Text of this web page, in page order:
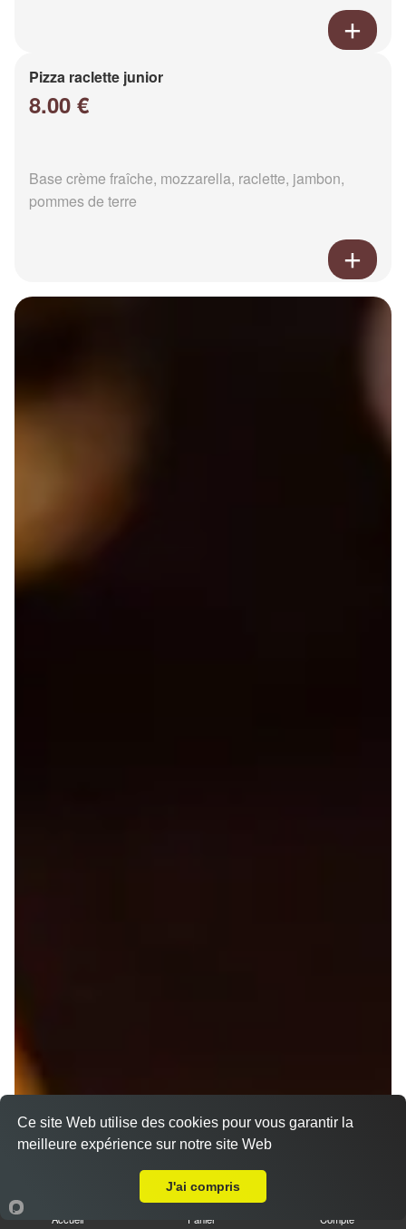
Pizza raclette junior
8.00 €
Base crème fraîche, mozzarella, raclette, jambon,
pommes de terre
Accueil Panier Compte
Ce site Web utilise des cookies pour vous garantir la
meilleure expérience sur notre site Web
J'ai compris